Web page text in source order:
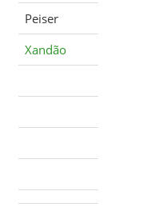
Peiser
Xandão